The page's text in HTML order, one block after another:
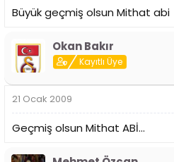
Büyük geçmiş olsun Mithat abi
Okan Bakır
Kayıtlı Üye
21 Ocak 2009
Geçmiş olsun Mithat ABİ...